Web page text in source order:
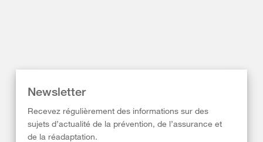
Newsletter
Recevez régulièrement des informations sur des
sujets d’actualité de la prévention, de l’assurance et
de la réadaptation.